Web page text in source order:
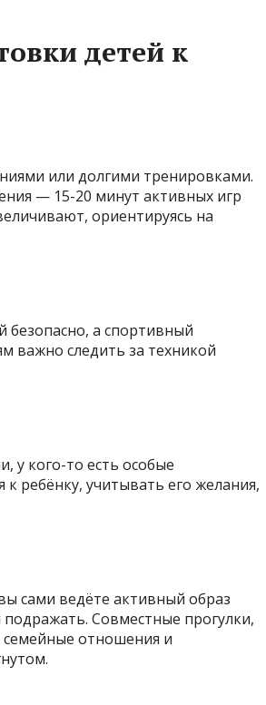
детей к
или долгими тренировками.
— 15-20 минут активных игр
ориентируясь на
безопасно, а спортивный
важно следить за техникой
у кого-то есть особые
ребёнку, учитывать его желания,
сами ведёте активный образ
Совместные прогулки,
семейные отношения и